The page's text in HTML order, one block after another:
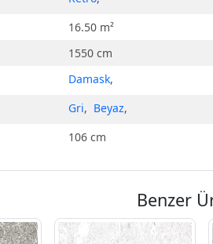
16.50 m²
1550 cm
Damask,
Gri, Beyaz,
106 cm
Benzer